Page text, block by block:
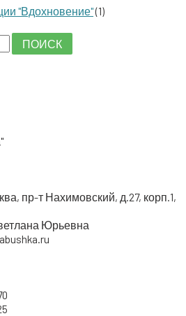
"Вдохновение"(1)
пр-т Нахимовский, д.27, корп.1,
Юрьевна